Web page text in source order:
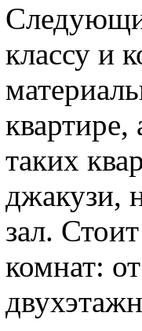
классу и
квартире,
таких
джакузи,
зал.
комнат: